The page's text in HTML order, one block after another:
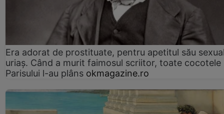
Era adorat de prostituate, pentru apetitul său
uriaș. Când a murit faimosul scriitor, toate cocotele
Parisului l-au plâns okmagazine.ro